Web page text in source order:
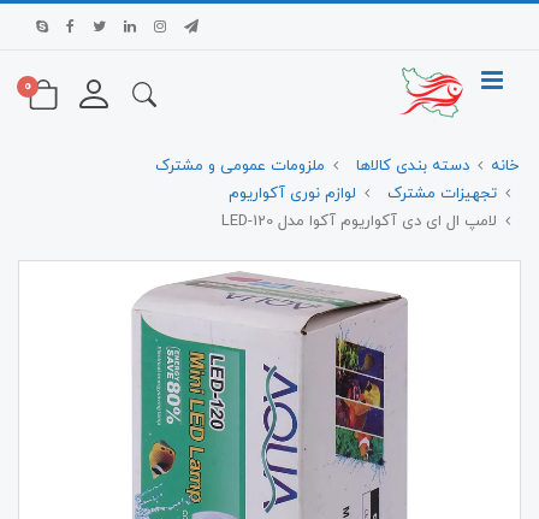
0
خانه دسته بندی کالاها
ملزومات عمومی و مشترک
تجهیزات مشترک
لوازم نوری آکواریوم
لامپ ال ای دی آکواریوم آکوا مدل LED-120